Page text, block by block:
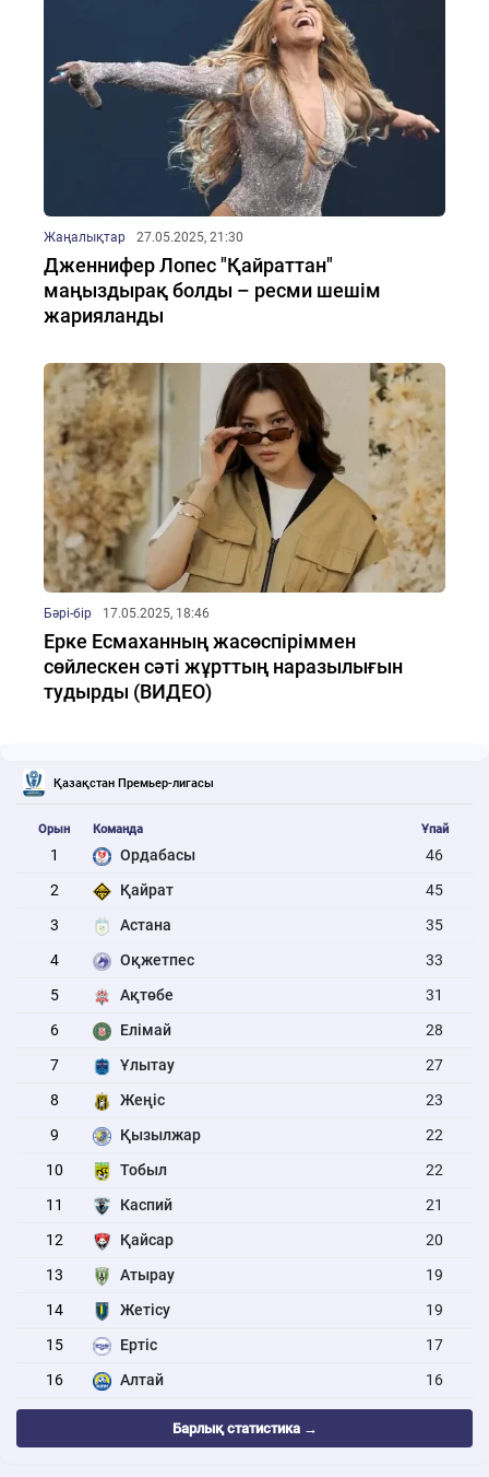
Жаңалықтар 27.05.2025, 21:30
Дженнифер Лопес "Қайраттан"
маңыздырақ болды – ресми шешім
жарияланды
Бәрі-бір 17.05.2025, 18:46
Ерке Есмаханның жасөспіріммен
сөйлескен сәті жұрттың наразылығын
тудырды (ВИДЕО)
Қазақстан Премьер-лигасы
Орын Команда Ұпай
1 Ордабасы
46
2
Қайрат
45
3
Астана
35
4
Оқжетпес
33
5
Ақтөбе
31
6
Елімай
28
7
Ұлытау
27
8
Жеңіс
23
9
Қызылжар
22
10
Тобыл
22
11
Каспий
21
12
Қайсар
20
13
Атырау
19
14
Жетісу
19
15
Ертіс
17
16
Алтай 16
Барлық статистика →